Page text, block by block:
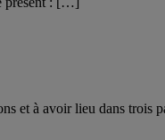
et à avoir lieu dans trois